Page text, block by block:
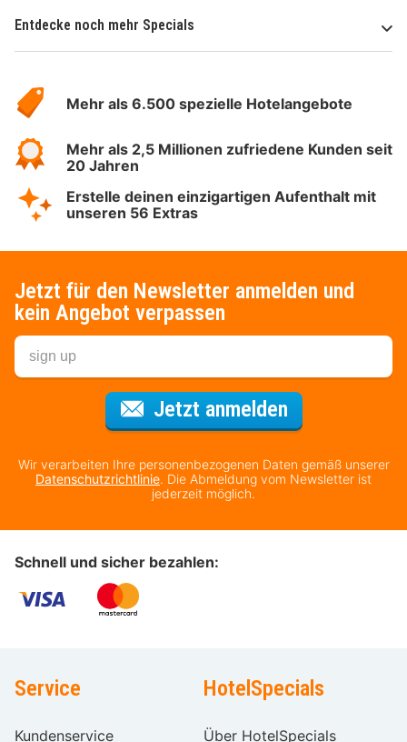
Entdecke noch mehr Specials
Hotelspecials
Mehr als 6.500 spezielle Hotelangebote
Mehr als 2,5 Millionen zufriedene Kunden seit
20 Jahren
Erstelle deinen einzigartigen Aufenthalt mit
unseren 56 Extras
Jetzt für den Newsletter anmelden und
kein Angebot verpassen
Jetzt anmeldenFür den
Wir verarbeiten Ihre personenbezogenen Daten gemäß unserer
Datenschutzrichtlinie. Die Abmeldung vom Newsletter ist
jederzeit möglich.
Schnell und sicher bezahlen:
Service
Kundenservice
HotelSpecials
Über HotelSpecials